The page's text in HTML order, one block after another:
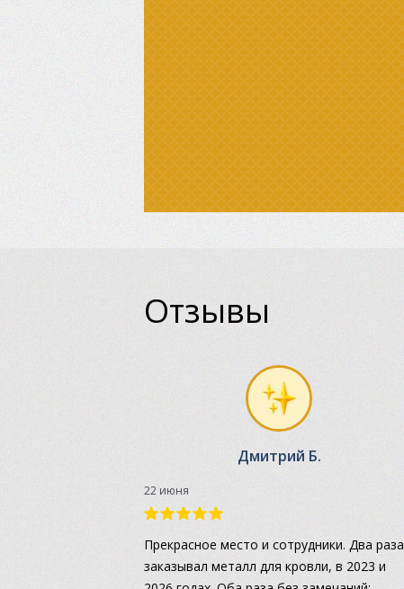
Отзывы
Дмитрий Б.
22 июня
Прекрасное место и сотрудники. Два раза
заказывал металл для кровли, в 2023 и